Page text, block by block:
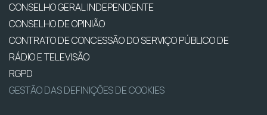
CONSELHO GERAL INDEPENDENTE
CONSELHO DE OPINIÃO
CONTRATO DE CONCESSÃO DO SERVIÇO PÚBLICO DE
RÁDIO E TELEVISÃO
RGPD
GESTÃO DAS DEFINIÇÕES DE COOKIES